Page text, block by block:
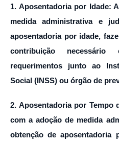
1. Aposentadoria por Idade:
medida administrativa e
aposentadoria por idade,
contribuição
requerimentos junto ao
Social (INSS) ou órgão de
2. Aposentadoria por Tempo
com a adoção de medida
obtenção de aposentadoria